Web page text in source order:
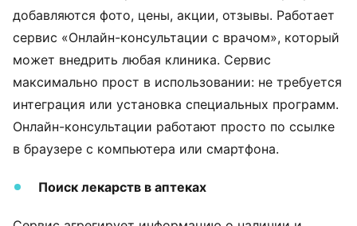
добавляются фото, цены, акции, отзывы. Работает
сервис «Онлайн-консультации с врачом», который
может внедрить любая клиника. Сервис
максимально прост в использовании: не требуется
интеграция или установка специальных программ.
Онлайн-консультации работают просто по ссылке
в браузере с компьютера или смартфона.
Поиск лекарств в аптеках